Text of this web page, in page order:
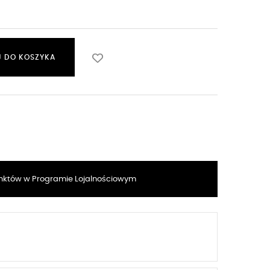
DO KOSZYKA
w Programie Lojalnościowym